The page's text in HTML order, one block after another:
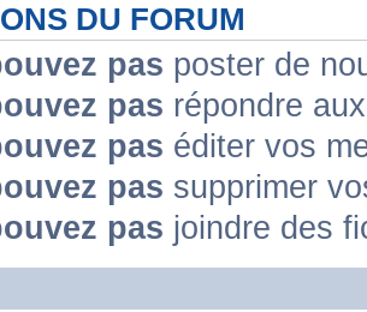
DU FORUM
pas poster de
pas répondre
pas éditer vos
pas supprimer
pas joindre des